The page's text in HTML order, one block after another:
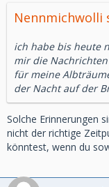
Nennmichwolli
ich habe bis heute
mir die
für meine
der Nacht auf der
Solche Erinnerungen
nicht der richtige
könntest, wenn du